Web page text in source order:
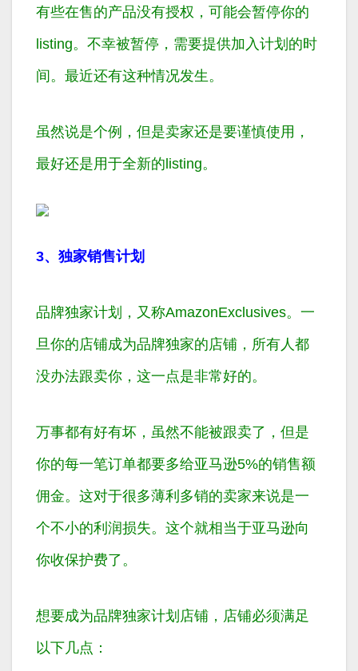
有些在售的产品没有授权，可能会暂停你的
listing。不幸被暂停，需要提供加入计划的时
间。最近还有这种情况发生。
虽然说是个例，但是卖家还是要谨慎使用，
最好还是用于全新的listing。
3、独家销售计划
品牌独家计划，又称AmazonExclusives。一
旦你的店铺成为品牌独家的店铺，所有人都
没办法跟卖你，这一点是非常好的。
万事都有好有坏，虽然不能被跟卖了，但是
你的每一笔订单都要多给亚马逊5%的销售额
佣金。这对于很多薄利多销的卖家来说是一
个不小的利润损失。这个就相当于亚马逊向
你收保护费了。
想要成为品牌独家计划店铺，店铺必须满足
以下几点：